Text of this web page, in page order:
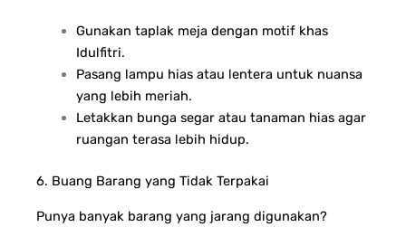
Gunakan taplak meja dengan motif khas
Idulfitri.
Pasang lampu hias atau lentera untuk nuansa
yang lebih meriah.
Letakkan bunga segar atau tanaman hias agar
ruangan terasa lebih hidup.
6. Buang Barang yang Tidak Terpakai
Punya banyak barang yang jarang digunakan?